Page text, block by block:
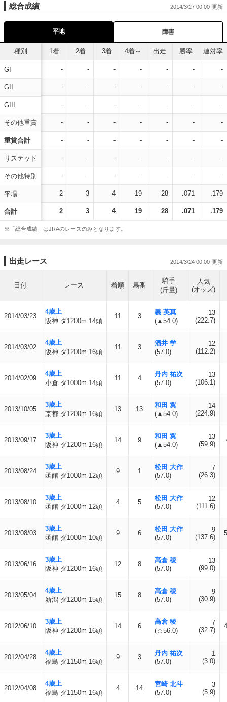
総合成績 2014/3/27 00:00
平地 障害
種別
GI
GII
GIII
その他重賞
重賞合計
リステッド
その他特別
平場
合計
1着 2着 3着 4着～ 出走 勝率 連対率
- - - - - - -
- - - - - - -
- - - - - - -
- - - - - - -
- - - - - - -
- - - - - - -
- - - - - - -
2 3 4 19 28 .071 .179
2 3 4 19 28 .071 .179
※「総合成績」はJRAのレースのみとなります。
出走レース 2014/3/24 00:00
日付 レース 着順 馬番
騎手
(斤量)
人気
(オッズ)
2014/03/23
4歳上
阪神 ダ1200m 14頭
11 3
義 英真
(▲54.0)
13
(222.7)
2014/03/02
4歳上
阪神 ダ1200m 16頭
11 3
酒井 学
(57.0)
12
(112.2)
2014/02/09
4歳上
小倉 ダ1000m 14頭
11 4
丹内 祐次
(57.0)
13
(106.1)
2013/10/05
3歳上
京都 ダ1200m 16頭
13 13
和田 翼
(▲54.0)
14
(224.9)
2013/09/17
3歳上
阪神 ダ1200m 16頭
14 9
和田 翼
(▲54.0)
13
(59.9)
2013/08/24
3歳上
函館 ダ1000m 12頭
9 1
松田 大作
(57.0)
7
(26.3)
2013/08/10
3歳上
函館 ダ1000m 12頭
4 5
松田 大作
(57.0)
12
(111.6)
2013/08/03
3歳上
函館 ダ1000m 10頭
9 6
松田 大作
(57.0)
9
(137.6)
2013/06/16
3歳上
阪神 ダ1200m 16頭
12 8
高倉 稜
(57.0)
13
(99.0)
2013/05/04
4歳上
新潟 ダ1200m 15頭
15 8
高倉 稜
(57.0)
9
(30.9)
2012/06/10
3歳上
阪神 ダ1200m 16頭
14 6
高倉 稜
(☆56.0)
7
(32.7)
2012/04/28
4歳上
福島 ダ1150m 16頭
9 3
丹内 祐次
(57.0)
1
(3.0)
2012/04/08
4歳上
福島 ダ1150m 16頭
4 14
宮崎 北斗
(57.0)
3
(5.9)